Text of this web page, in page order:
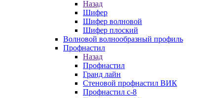
Назад
Шифер
Шифер волновой
Шифер плоский
Волновой волнообразный профиль
Профнастил
Назад
Профнастил
Гранд лайн
Стеновой профнастил ВИК
Профнастил с-8